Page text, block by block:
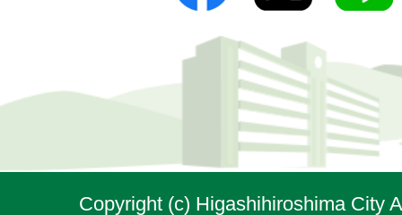
Copyright (c) Higashihiroshima City